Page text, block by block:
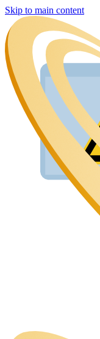
Skip to main content